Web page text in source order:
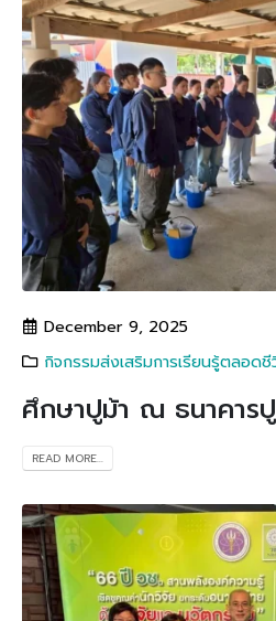
December 9, 2025
กิจกรรมส่งเสริมการเรียนรู้ตลอด
ศึกษาปูม้า ณ ธนาคาร
READ MORE...